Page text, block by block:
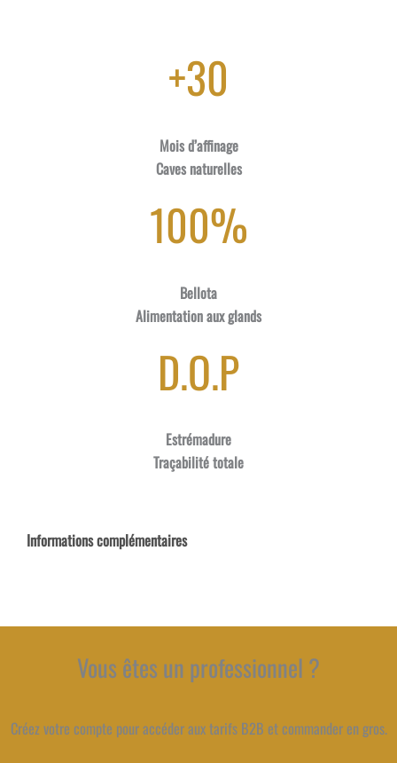
+30
Mois d’affinage
Caves naturelles
100%
Bellota
Alimentation aux glands
D.O.P
Estrémadure
Traçabilité totale
Informations complémentaires
Vous êtes un professionnel ?
Créez votre compte pour accéder aux tarifs B2B et commander en gros.